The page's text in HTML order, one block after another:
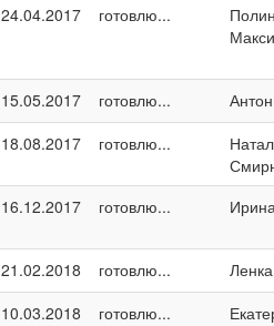
24.04.2017 готовлю...
15.05.2017 готовлю...
18.08.2017 готовлю...
16.12.2017 готовлю...
21.02.2018 готовлю...
10.03.2018 готовлю...